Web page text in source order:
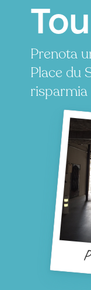
Prenota
Place du
risparmia